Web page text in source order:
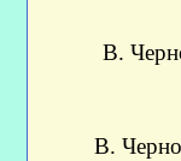
В.
В.